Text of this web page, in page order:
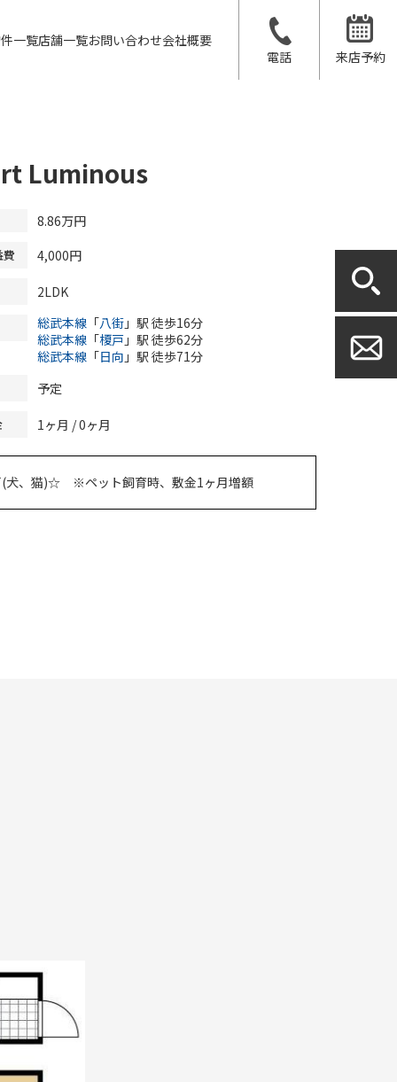
一覧店舗一覧お問い合わせ会社概要
電話
来店予約
Luminous
8.86万円
費 4,000円
2LDK
総武本線 「八街 」駅 徒歩16分
総武本線 「榎戸 」駅 徒歩62分
総武本線 「日向 」駅 徒歩71分
予定
1ヶ月 / 0ヶ月
犬、猫)☆ ※ペット飼育時、敷金1ヶ月増額